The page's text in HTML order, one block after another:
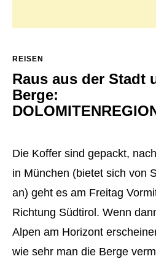
REISEN
Raus aus der Stadt
Berge:
Die Koffer sind gepackt,
in München (bietet sich von
an) geht es am Freitag
Richtung Südtirol. Wenn
Alpen am Horizont
wie sehr man die Berge